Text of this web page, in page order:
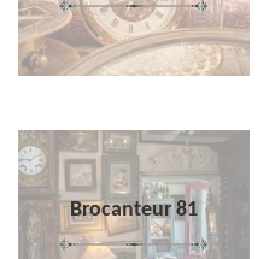
Brocanteur 81